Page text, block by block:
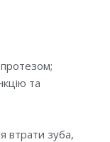
та
втрати зуба,